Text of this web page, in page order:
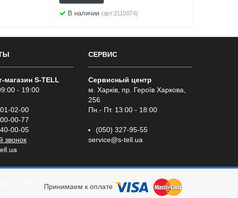
В наличии(арт:2110074)
магазин S-TELL
- 19:00
02-00
00-77
00-05
звонок
СЕРВИС
Сервисный центр
м. Харків, пр. Героїв Харкова,
256
Пн.- Пт. 13:00 - 18:00
(050) 327-95-55
service@s-tell.ua
Принимаем к оплате